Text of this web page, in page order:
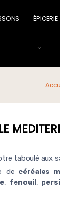
ÉPICERIE
taboulé aux
de céréales
, fenouil,